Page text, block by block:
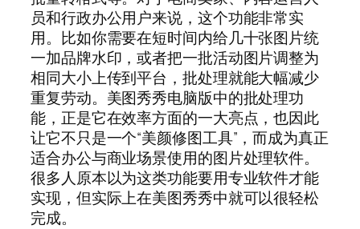
员和行政办公用户来说，这个功能非常实
用。比如你需要在短时间内给几十张图片统
一加品牌水印，或者把一批活动图片调整为
相同大小上传到平台，批处理就能大幅减少
重复劳动。美图秀秀电脑版中的批处理功
能，正是它在效率方面的一大亮点，也因此
让它不只是一个“美颜修图工具”，而成为真正
适合办公与商业场景使用的图片处理软件。
很多人原本以为这类功能要用专业软件才能
实现，但实际上在美图秀秀中就可以很轻松
完成。